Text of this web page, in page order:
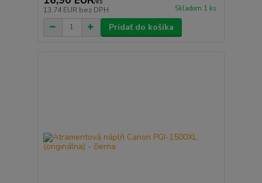
13,74 EUR bez DPH Skladom 1 ks
Pridať do košíka